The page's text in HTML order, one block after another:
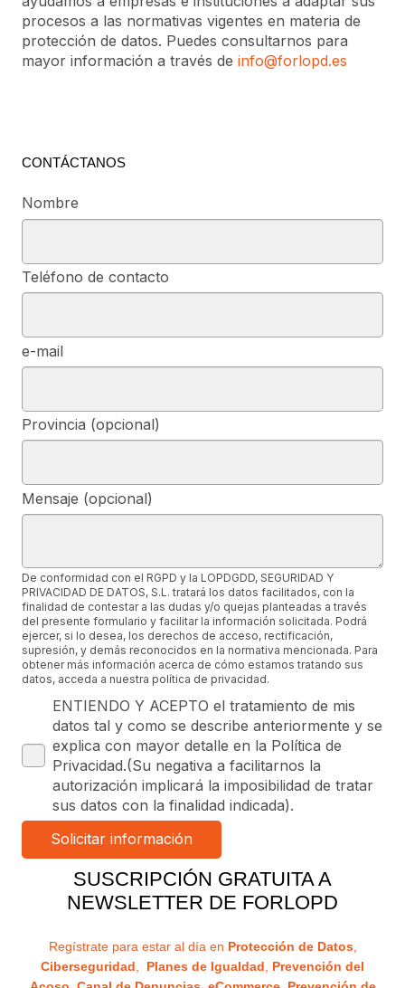
procesos a las normativas vigentes en materia de
protección de datos. Puedes consultarnos para
mayor información a través de info@forlopd.es
CONTÁCTANOS
Nombre
Teléfono de contacto
e-mail
Provincia (opcional)
Mensaje (opcional)
De conformidad con el RGPD y la LOPDGDD, SEGURIDAD Y
PRIVACIDAD DE DATOS, S.L. tratará los datos facilitados, con la
finalidad de contestar a las dudas y/o quejas planteadas a través
del presente formulario y facilitar la información solicitada. Podrá
ejercer, si lo desea, los derechos de acceso, rectificación,
supresión, y demás reconocidos en la normativa mencionada. Para
obtener más información acerca de cómo estamos tratando sus
datos, acceda a nuestra política de privacidad.
ENTIENDO Y ACEPTO el tratamiento de mis
datos tal y como se describe anteriormente y se
explica con mayor detalle en la Política de
Privacidad.(Su negativa a facilitarnos la
autorización implicará la imposibilidad de tratar
sus datos con la finalidad indicada).
SUSCRIPCIÓN GRATUITA A
NEWSLETTER DE FORLOPD
Regístrate para estar al día en Protección de Datos,
Ciberseguridad
Planes de Igualdad
Prevención del